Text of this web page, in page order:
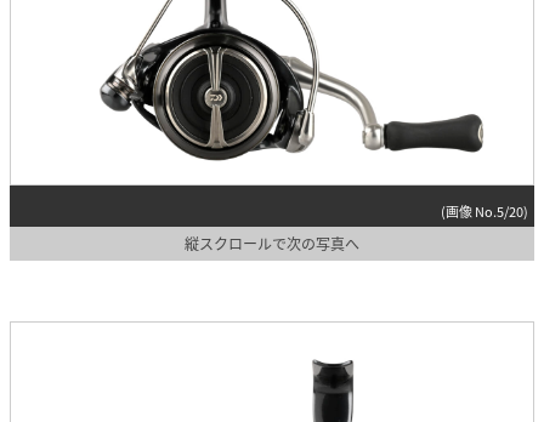
(画像 No.5/20)
縦スクロールで次の写真へ